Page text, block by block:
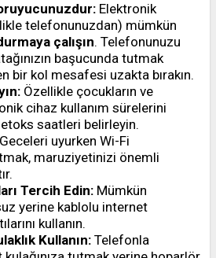
Elektronik
telefonunuzdan) mümkün
çalışın. Telefonunuzu
başucunda tutmak
bir kol mesafesi uzakta bırakın.
Özellikle çocukların ve
cihaz kullanım sürelerini
saatleri belirleyin.
Geceleri uyurken Wi-Fi
maruziyetinizi önemli
Tercih Edin: Mümkün
yerine kablolu internet
kullanın.
Kullanın: Telefonla